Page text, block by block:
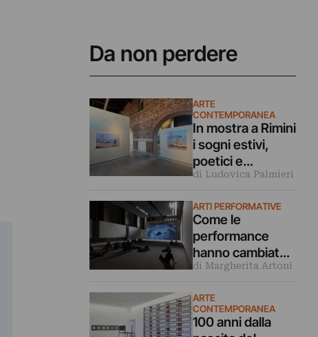
Da non perdere
ARTE
CONTEMPORANEA
In mostra a Rimini
i sogni estivi,
poetici e
malinconici
Giovagnoli
di Ludovica Palmieri
ARTI PERFORMATIVE
Come le
performance
hanno cambiato il
modo di fare le
visitarle)
di Margherita Artoni
ARTE
CONTEMPORANEA
100 anni dalla